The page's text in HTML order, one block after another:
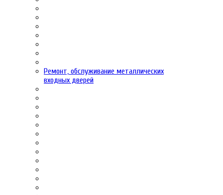
Ремонт, обслуживание металлических
входных дверей